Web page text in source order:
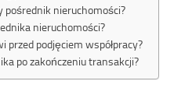
pośrednik nieruchomości?
nieruchomości?
przed podjęciem współpracy?
po zakończeniu transakcji?